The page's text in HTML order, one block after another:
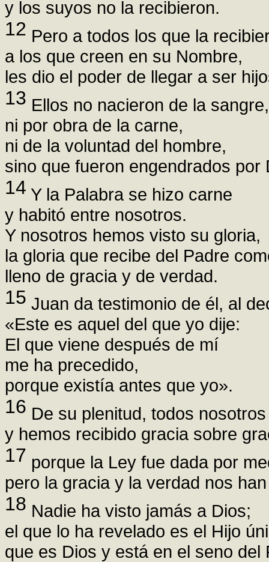
y los suyos no la recibieron.
12 Pero a todos los que la
a los que creen en su Nombre,
les dio el poder de llegar a ser
13 Ellos no nacieron de la sangre,
ni por obra de la carne,
ni de la voluntad del hombre,
sino que fueron engendrados por
14 Y la Palabra se hizo carne
y habitó entre nosotros.
Y nosotros hemos visto su gloria,
la gloria que recibe del Padre
lleno de gracia y de verdad.
15 Juan da testimonio de él, al
«Este es aquel del que yo dije:
El que viene después de mí
me ha precedido,
porque existía antes que yo».
16 De su plenitud, todos
y hemos recibido gracia sobre
17 porque la Ley fue dada por
pero la gracia y la verdad nos
18 Nadie ha visto jamás a Dios;
el que lo ha revelado es el Hijo
que es Dios y está en el seno del